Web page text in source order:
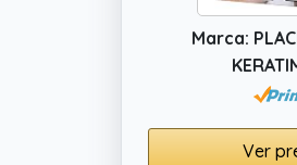
Marca:
Ver